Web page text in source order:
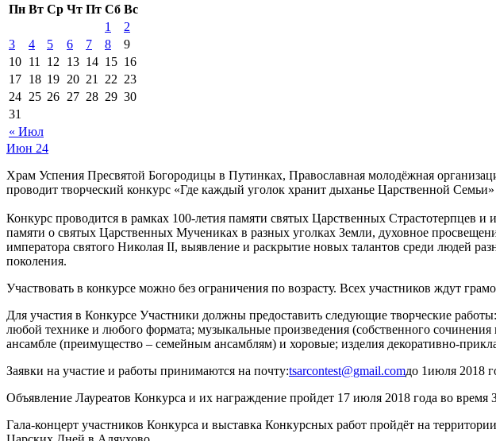
Пн Вт Ср Чт Пт Сб Вс
« Июл
1
2
3
4 5 6 7 8
9
10 11 12 13 14 15 16
17 18 19 20 21 22 23
24 25 26 27 28 29 30
31
Июн 24
Храм Успения Пресвятой Богородицы в Путинках, Православная молодёжная
проводит творческий конкурс «Где каждый уголок хранит дыханье Царственной
Конкурс проводится в рамках 100-летия памяти святых Царственных Страстотерпцев
памяти о святых Царственных Мучениках в разных уголках Земли, духовное
императора святого Николая II, выявление и раскрытие новых талантов среди людей
поколения.
Участвовать в конкурсе можно без ограничения по возрасту. Всех участников ждут
Для участия в Конкурсе Участники должны предоставить следующие творческие
любой технике и любого формата; музыкальные произведения (собственного
ансамбле (преимущество – семейным ансамблям) и хоровые; изделия декоративно-
Заявки на участие и работы принимаются на почту:tsarcontest@gmail.comдо 1июля 2018
Объявление Лауреатов Конкурса и их награждение пройдет 17 июля 2018 года во
Гала-концерт участников Конкурса и выставка Конкурсных работ пройдёт на